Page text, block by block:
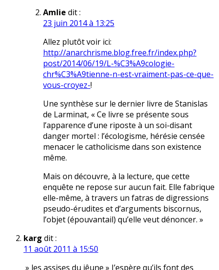
Amlie dit :
23 juin 2014 à 13:25
Allez plutôt voir ici:
http://anarchrisme.blog.free.fr/index.php?
post/2014/06/19/L-%C3%A9cologie-
chr%C3%A9tienne-n-est-vraiment-pas-ce-que-
vous-croyez-!
Une synthèse sur le dernier livre de Stanislas
de Larminat, « Ce livre se présente sous
l’apparence d’une riposte à un soi-disant
danger mortel : l’écologisme, hérésie censée
menacer le catholicisme dans son existence
même.
Mais on découvre, à la lecture, que cette
enquête ne repose sur aucun fait. Elle fabrique
elle-même, à travers un fatras de digressions
pseudo-érudites et d’arguments biscornus,
l’objet (épouvantail) qu’elle veut dénoncer. »
karg dit :
11 août 2011 à 15:50
» les assises du jêune » J’espère qu’ils font des